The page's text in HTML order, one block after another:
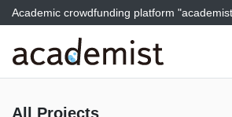
Academic crowdfunding platform
All Projects